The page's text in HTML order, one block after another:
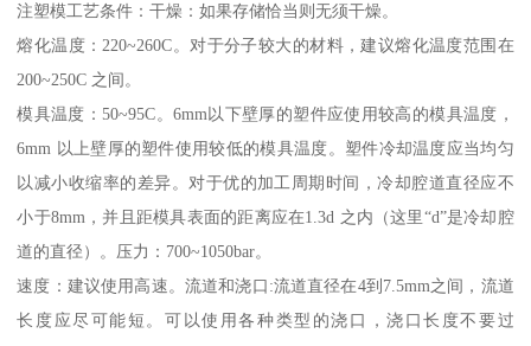
注塑模工艺条件：干燥：如果存储恰当则无须干燥。
熔化温度： 220~260C 。对于分子较大的材料，建议熔化温度范围在
200~250C 之间。
模具温度：50~95C 。 6mm 以下壁厚的塑件应使用较高的模具温度，
6mm 以上壁厚的塑件使用较低的模具温度。塑件冷却温度应当均匀
以减小收缩率的差异。对于优的加工周期时间，冷却腔道直径应不
小于8mm ，并且距模具表面的距离应在1.3d 之内（这里“d”是冷却腔
道的直径）。压力： 700~1050bar。
速度：建议使用高速。流道和浇口 :流道直径在4到 7.5mm之间，流道
长度应尽可能短。可以使用各种类型的浇口，浇口长度不要过